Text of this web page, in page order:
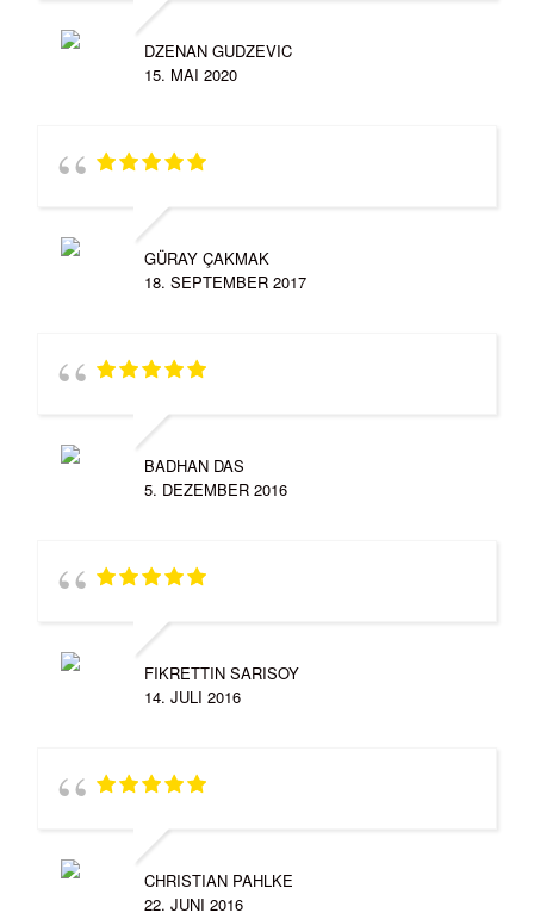
DZENAN GUDZEVIC
15. MAI 2020
GÜRAY ÇAKMAK
18. SEPTEMBER 2017
BADHAN DAS
5. DEZEMBER 2016
FIKRETTIN SARISOY
14. JULI 2016
CHRISTIAN PAHLKE
22. JUNI 2016